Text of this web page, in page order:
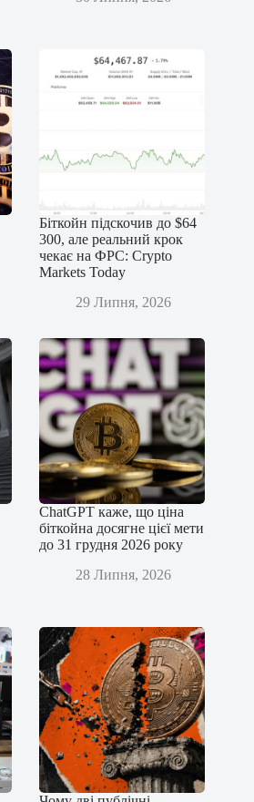
Біткойн підскочив до $64
300, але реальний крок
чекає на ФРС: Crypto
Markets Today
29 Липня, 2026
ChatGPT каже, що ціна
біткойна досягне цієї мети
до 31 грудня 2026 року
28 Липня, 2026